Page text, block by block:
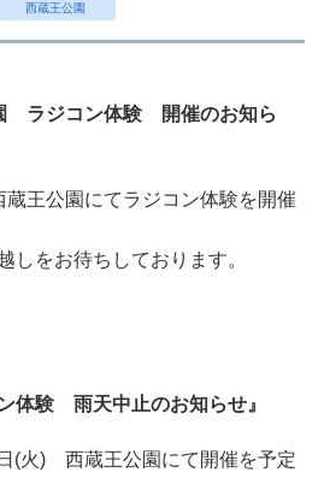
西蔵王公園
ラジコン体験 開催のお知ら
王公園にてラジコン体験を開催
しをお待ちしております。
体験 雨天中止のお知らせ』
(火) 西蔵王公園にて開催を予定